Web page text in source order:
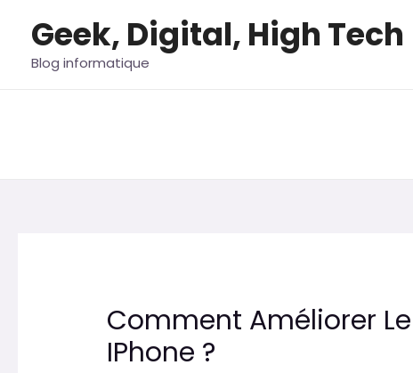
contenu
Geek, Digital, High Tech
Blog informatique
Comment Améliorer
IPhone ?